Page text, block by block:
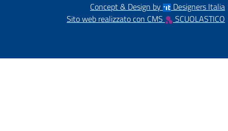
Concept & Design by
Designers Italia
Sito web realizzato con CMS
SCUOLASTICO